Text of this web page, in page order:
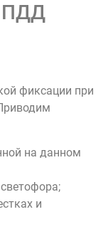
ПДД
фиксации при
на данном
и